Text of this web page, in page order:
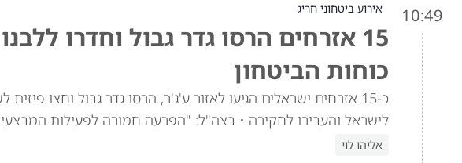
10:49 אירוע ביטחוני חריג
15 אזרחים הרסו גדר גבול וחדרו
כוחות הביטחון
כ-15 אזרחים ישראלים הגיעו לאזור ע'ג'ר, הרסו גדר גבול וחצו
לישראל והעבירו לחקירה • בצה"ל: "הפרעה חמורה לפעילות
אליהו לוי